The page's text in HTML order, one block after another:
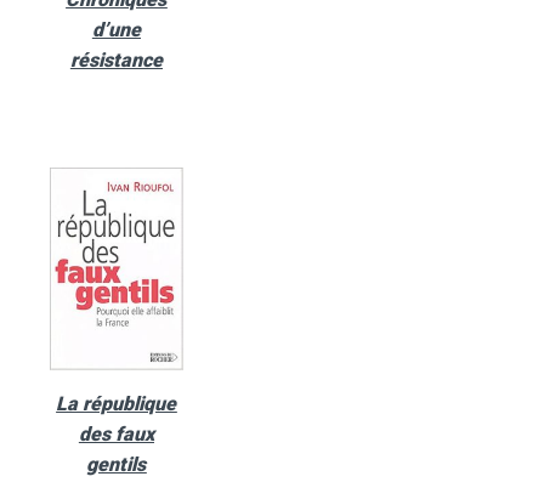
d’une
résistance
La république
des faux
gentils